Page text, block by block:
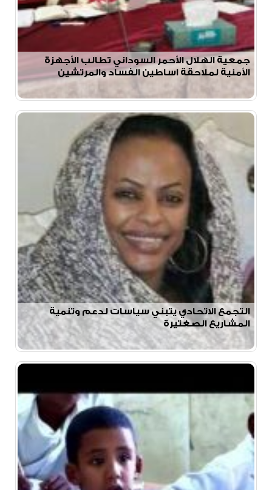
جمعية الهلال الأحمر السوداني تطالب الأجهزة
الأمنية لملاحقة اساطين الفساد والمرتشين
التجمع الاتحادي يتبني سياسات لدعم وتنمية
المشاريع الصغتيرة